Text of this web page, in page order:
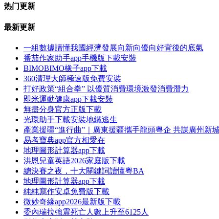
热门更新
最新更新
一組數據讀懂我國經濟發展向新向優向好背後的底氣
番茄作家助手app手機版下載安裝
BIMOBIMO橡子app下載
360清理大師極速版免費安裝
打好政策“組合拳” 以優質消費環境激發消費潛力
即米運動健康app下載安裝
無盡分身官方正版下載
光環助手下載安裝地鐵逃生
產業援疆“進行曲”｜廣東援疆攜手龍頭粵企 共謀廣州新
易考寶典app官方相愛在
地理圖形計算器app下載
洪恩兒童英語2026家庭版下載
總決賽之夜，十大關鍵詞讀懂粵BA
地理圖形計算器app下載
純純寫作安卓免費版下載
微妙奇緣app2026最新版下載
委內瑞拉強震死亡人數上升至6125人